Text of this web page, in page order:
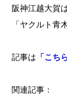
阪神江越大賀
「ヤクルト青
記事は 「こち
関連記事：